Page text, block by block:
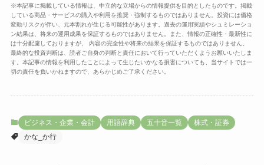
※本記事に掲載している情報は、中立的な立場からの情報提供を目的としたものです。掲載
している商品・サービスの購入や利用を推奨・強制するものではありません。投資には価格
変動リスクが伴い、元本割れが生じる可能性があります。過去の運用実績やシュミレーショ
ン結果は、将来の運用成果を保証するものではありません。また、情報の正確性・最新性に
は十分配慮しておりますが、 内容の完全性や将来の結果を保証するものではありません。
最終的な投資判断は、読者ご自身の判断と責任において行っていただくようお願いいたしま
す。本記事の情報を利用したことによって生じたいかなる損害についても、当サイトでは一
切の責任を負いかねますので、あらかじめご了承ください。
ビジネス・企業・会計 用語辞典 五十音一覧
株式・証券
かな_か行